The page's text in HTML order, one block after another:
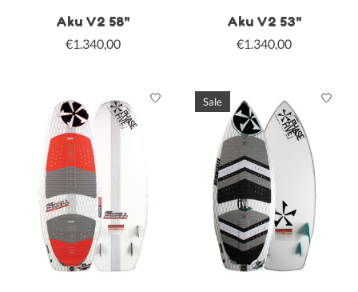
Aku V2 58"
€1.340,00
Aku V2 53"
€1.340,00
Sale